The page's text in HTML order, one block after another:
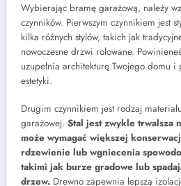
Wybierając bramę garażową, należy
czynników. Pierwszym czynnikiem jest
kilka różnych stylów, takich jak
nowoczesne drzwi rolowane.
uzupełnia architekturę Twojego domu
estetyki.
Drugim czynnikiem jest rodzaj
garażowej. Stal jest zwykle trwalsza
może wymagać większej
rdzewienie lub wgniecenia
takimi jak burze gradowe lub
drzew. Drewno zapewnia lepszą